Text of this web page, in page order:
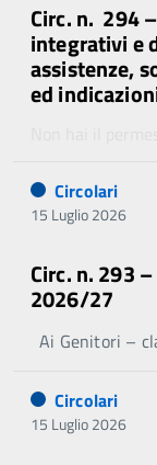
Circ. n. 294
integrativi e
assistenze,
ed
Circolari
15 Luglio 2026
Circ. n. 293
2026/27
Ai Genitori –
Circolari
15 Luglio 2026